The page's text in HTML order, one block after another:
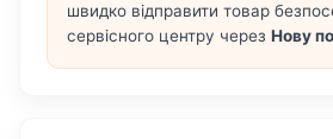
швидко відправити товар
сервісного центру через Нову